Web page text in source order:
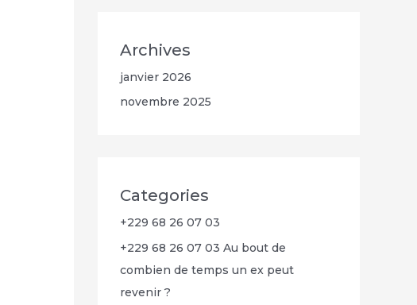
Archives
janvier 2026
novembre 2025
Categories
+229 68 26 07 03
+229 68 26 07 03 Au bout de
combien de temps un ex peut
revenir ?